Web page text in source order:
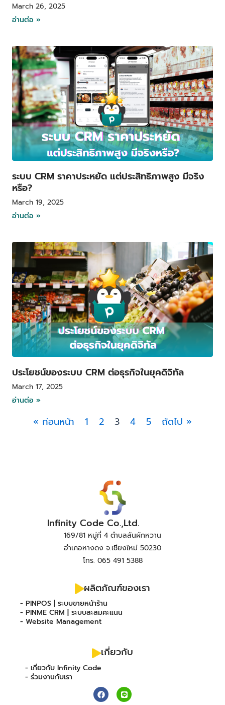
March 26, 2025
อ่านต่อ »
ระบบ CRM ราคาประหยัด แต่ประสิทธิภาพสูง มีจริง
หรือ?
March 19, 2025
อ่านต่อ »
ประโยชน์ของระบบ CRM ต่อธุรกิจในยุคดิจิทัล
March 17, 2025
อ่านต่อ »
« ก่อนหน้า 1 2 3 4 5 ถัดไป »
Infinity Code Co.,Ltd.
169/81 หมู่ที่ 4 ตำบลสันผักหวาน
อำเภอหางดง จ.เชียงใหม่ 50230
โทร. 065 491 5388
ผลิตภัณฑ์ของเรา
- PINPOS | ระบบขายหน้าร้าน
- PINME CRM | ระบบสะสมคะแนน
- Website Management
เกี่ยวกับ
- เกี่ยวกับ Infinity Code
- ร่วมงานกับเรา
F
a
L
i